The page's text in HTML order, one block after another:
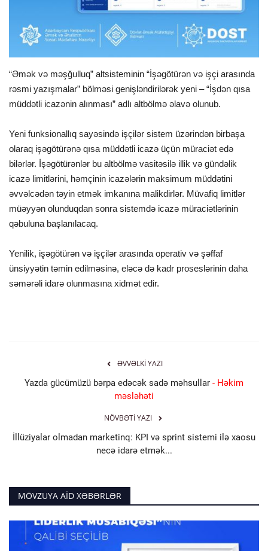
Multimedia
“Əmək və məşğulluq” altsisteminin “İşəgötürən və işçi arasında
rəsmi yazışmalar” bölməsi genişləndirilərək yeni – “İşdən qısa
müddətli icazənin alınması” adlı altbölmə əlavə olunub.
Yeni funksionallıq sayəsində işçilər sistem üzərindən birbaşa
olaraq işəgötürənə qısa müddətli icazə üçün müraciət edə
bilərlər. İşəgötürənlər bu altbölmə vasitəsilə illik və gündəlik
icazə limitlərini, həmçinin icazələrin maksimum müddətini
əvvəlcədən təyin etmək imkanına malikdirlər. Müvafiq limitlər
müəyyən olunduqdan sonra sistemdə icazə müraciətlərinin
qəbuluna başlanılacaq.
Yenilik, işəgötürən və işçilər arasında operativ və şəffaf
ünsiyyətin təmin edilməsinə, eləcə də kadr proseslərinin daha
səmərəli idarə olunmasına xidmət edir.
ƏVVƏLKI YAZI
Yazda gücümüzü bərpa edəcək sadə məhsullar - Həkim
məsləhəti
NÖVBƏTI YAZI
İllüziyalar olmadan marketinq: KPI və sprint sistemi ilə xaosu
necə idarə etmək...
MÖVZUYA AID XƏBƏRLƏR